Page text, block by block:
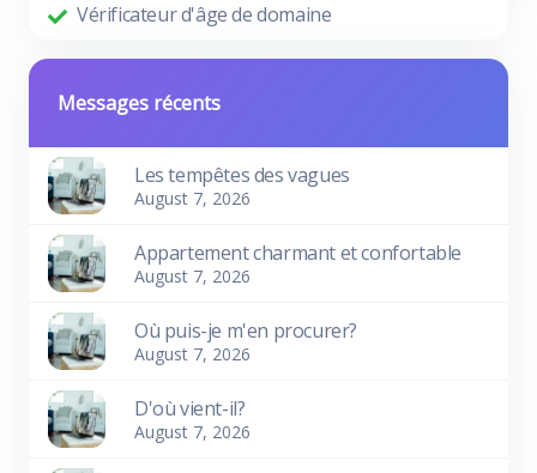
Vérificateur d'âge de domaine
Messages récents
Les tempêtes des vagues
August 7, 2026
Appartement charmant et confortable
August 7, 2026
Où puis-je m'en procurer?
August 7, 2026
D'où vient-il?
August 7, 2026